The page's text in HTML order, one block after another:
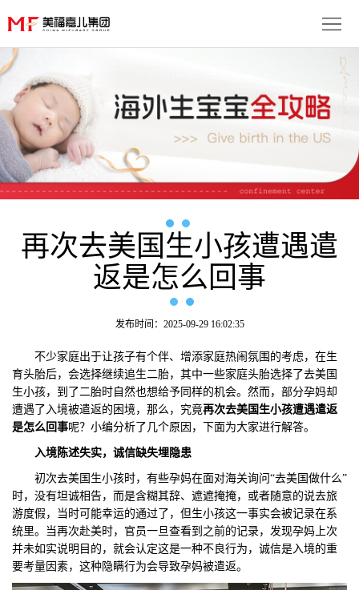
子
优
势
服
务
流
月
子
成
再次去美国生小孩遭遇遣
返是怎么回事
发布时间：2025-09-29 16:02:35
不少家庭出于让孩子有个伴、增添家庭热闹氛围的考虑，在生
育头胎后，会选择继续追生二胎，其中一些家庭头胎选择了去美国
生小孩，到了二胎时自然也想给予同样的机会。然而，部分孕妈却
遭遇了入境被遣返的困境，那么，究竟再次去美国生小孩遭遇遣返
是怎么回事呢？小编分析了几个原因，下面为大家进行解答。
入境陈述失实，诚信缺失埋隐患
初次去美国生小孩时，有些孕妈在面对海关询问“去美国做什么”
时，没有坦诚相告，而是含糊其辞、遮遮掩掩，或者随意的说去旅
游度假，当时可能幸运的通过了，但生小孩这一事实会被记录在系
统里。当再次赴美时，官员一旦查看到之前的记录，发现孕妈上次
并未如实说明目的，就会认定这是一种不良行为，诚信是入境的重
要考量因素，这种隐瞒行为会导致孕妈被遣返。